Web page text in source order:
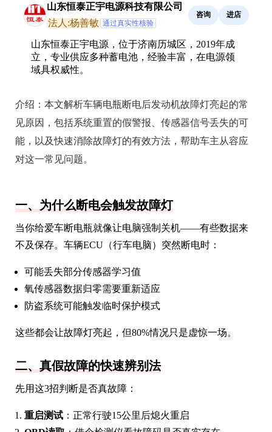
山东恒泰正宇电源科技有限公司
法人:杨善敏 通过真实性核验
咨询 进店
山东恒泰正宇电源，位于济南历城区，2019年成
立，专业供应多种蓄电池，经验丰富，在电源领
域具权威性。
介绍： 本文解析车辆电瓶断电后发动机故障灯亮起的常
见原因，包括系统重置的假警报、传感器信号丢失的可
能，以及快速消除故障灯的有效方法，帮助车主从容应
对这一常见问题。
一、为什么断电会触发故障灯
当你给爱车断电瓶就像让电脑强制关机——有些数据来
不及保存。车辆ECU（行车电脑）突然断电时：
可能丢失部分传感器学习值
氧传感器数据归零需要重新适应
防盗系统可能触发临时保护模式
这些都会让故障灯亮起，但80%情况只是虚惊一场。
二、真假故障的快速辨别法
先用这3招判断是否真故障：
重启测试 ：正常行驶15公里后熄火重启